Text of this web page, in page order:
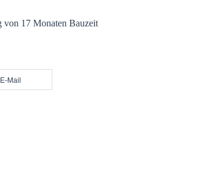
von 17 Monaten Bauzeit
E-Mail